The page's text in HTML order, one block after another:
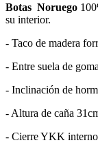
Botas Noruego
su interior.
- Taco de madera
- Entre suela de
- Inclinación de
- Altura de caña
- Cierre YKK